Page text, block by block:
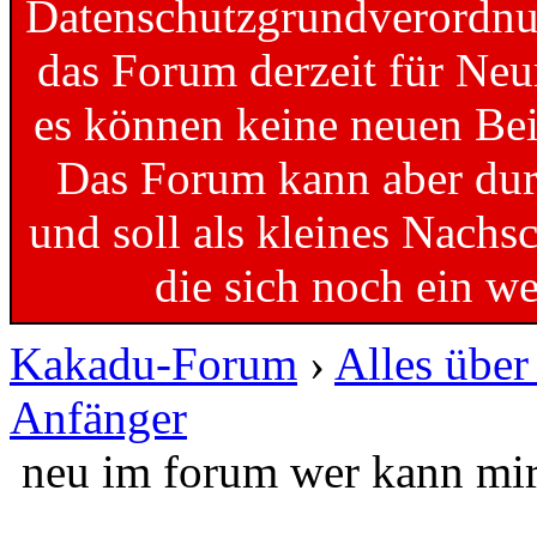
das Forum derzeit für
es können keine neuen
Das Forum kann aber
und soll als kleines
die sich noch ein
Kakadu-Forum › Alles
Anfänger
neu im forum wer kann